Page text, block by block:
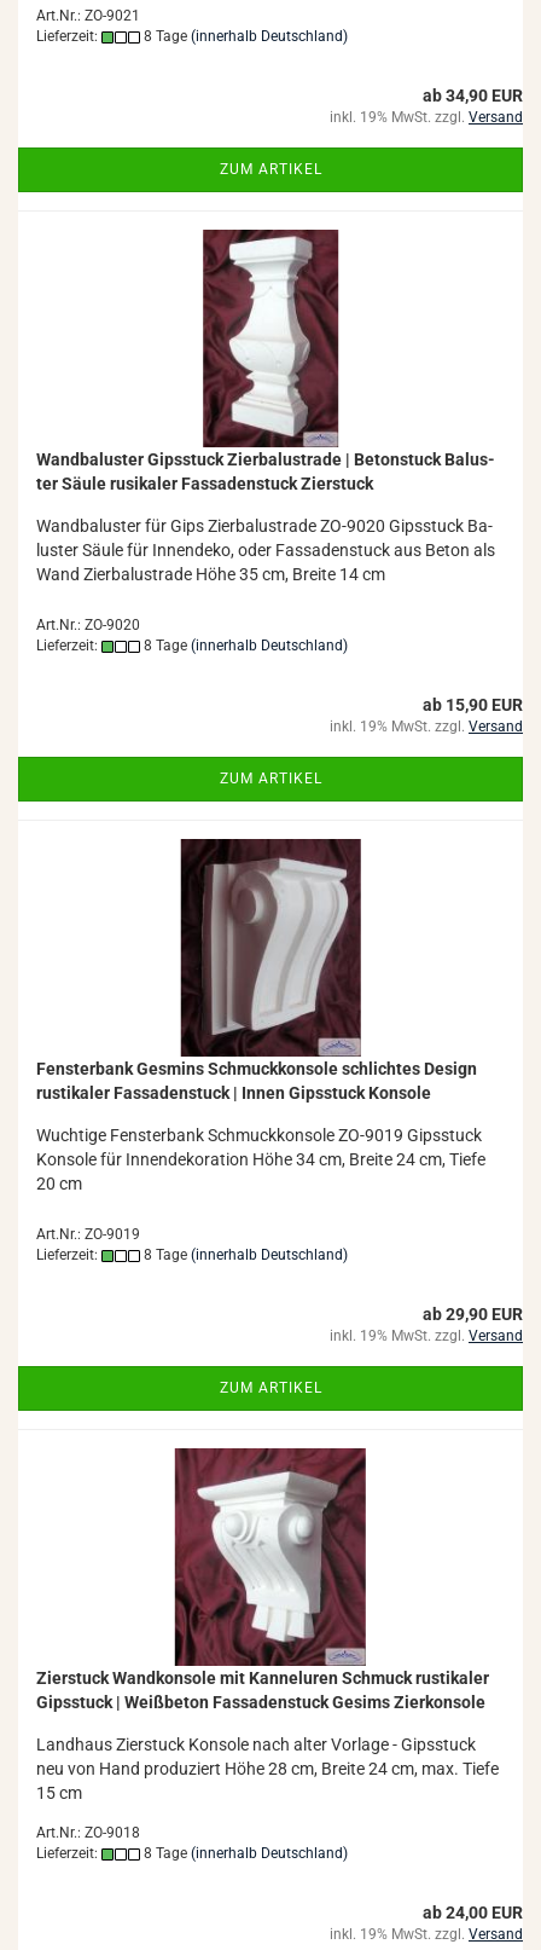
Art.Nr.: ZO-9021
Lieferzeit:
8 Tage (innerhalb Deutschland)
ab 34,90 EUR
inkl. 19% MwSt. zzgl. Versand
ZUM ARTIKEL
Wand­ba­lus­ter Gips­stuck Zier­ba­lus­tra­de | Be­ton­stuck Ba­lus­
ter Säule ru­si­ka­ler Fas­sa­den­stuck Zier­stuck
Wand­ba­lus­ter für Gips Zier­ba­lus­tra­de ZO-​9020 Gips­stuck Ba­
lus­ter Säule für In­nen­de­ko, oder Fas­sa­den­stuck aus Beton als
Wand Zier­ba­lus­tra­de Höhe 35 cm, Brei­te 14 cm
Art.Nr.: ZO-9020
Lieferzeit:
8 Tage (innerhalb Deutschland)
ab 15,90 EUR
inkl. 19% MwSt. zzgl. Versand
ZUM ARTIKEL
Fens­ter­bank Ges­mins Schmuck­kon­so­le schlich­tes De­sign
rus­ti­ka­ler Fas­sa­den­stuck | Innen Gips­stuck Kon­so­le
Wuch­ti­ge Fens­ter­bank Schmuck­kon­so­le ZO-​9019 Gips­stuck
Kon­so­le für In­nen­de­ko­ra­ti­on Höhe 34 cm, Brei­te 24 cm, Tiefe
20 cm
Art.Nr.: ZO-9019
Lieferzeit:
8 Tage (innerhalb Deutschland)
ab 29,90 EUR
inkl. 19% MwSt. zzgl. Versand
ZUM ARTIKEL
Zier­stuck Wand­kon­so­le mit Kan­nel­uren Schmuck rus­ti­ka­ler
Gips­stuck | Weiß­be­ton Fas­sa­den­stuck Ge­sims Zier­kon­so­le
Land­haus Zier­stuck Kon­so­le nach alter Vor­la­ge - Gips­stuck
neu von Hand pro­du­ziert Höhe 28 cm, Brei­te 24 cm, max. Tiefe
15 cm
Art.Nr.: ZO-9018
Lieferzeit:
8 Tage (innerhalb Deutschland)
ab 24,00 EUR
inkl. 19% MwSt. zzgl. Versand